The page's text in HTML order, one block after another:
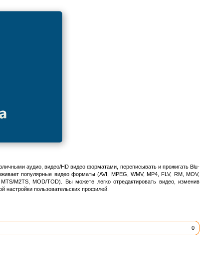
аудио, видео/HD видео форматами, переписывать и прожигать Blu-
популярные видео форматы (AVI, MPEG, WMV, MP4, FLV, RM, MOV,
M2TS, MOD/TOD). Вы можете легко отредактировать видео, изменив
настройки пользовательских профилей.
0